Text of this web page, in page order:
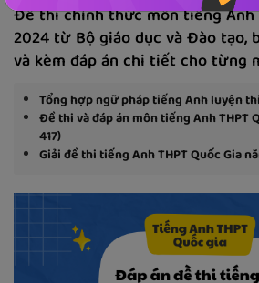
Đề thi chính thức môn tiếng Anh
2024 từ Bộ giáo dục và Đào tạo,
và kèm đáp án chi tiết cho từng
Tổng hợp ngữ pháp tiếng Anh luyện
Đề thi và đáp án môn tiếng Anh THPT
417)
Giải đề thi tiếng Anh THPT Quốc Gia